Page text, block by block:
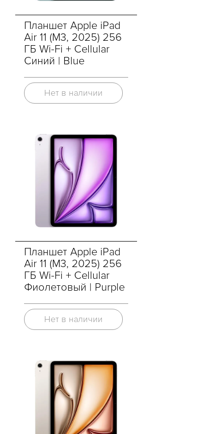
Планшет Apple iPad
Air 11 (M3, 2025) 256
ГБ Wi-Fi + Cellular
Синий | Blue
Нет в наличии
Планшет Apple iPad
Air 11 (M3, 2025) 256
ГБ Wi-Fi + Cellular
Фиолетовый | Purple
Нет в наличии